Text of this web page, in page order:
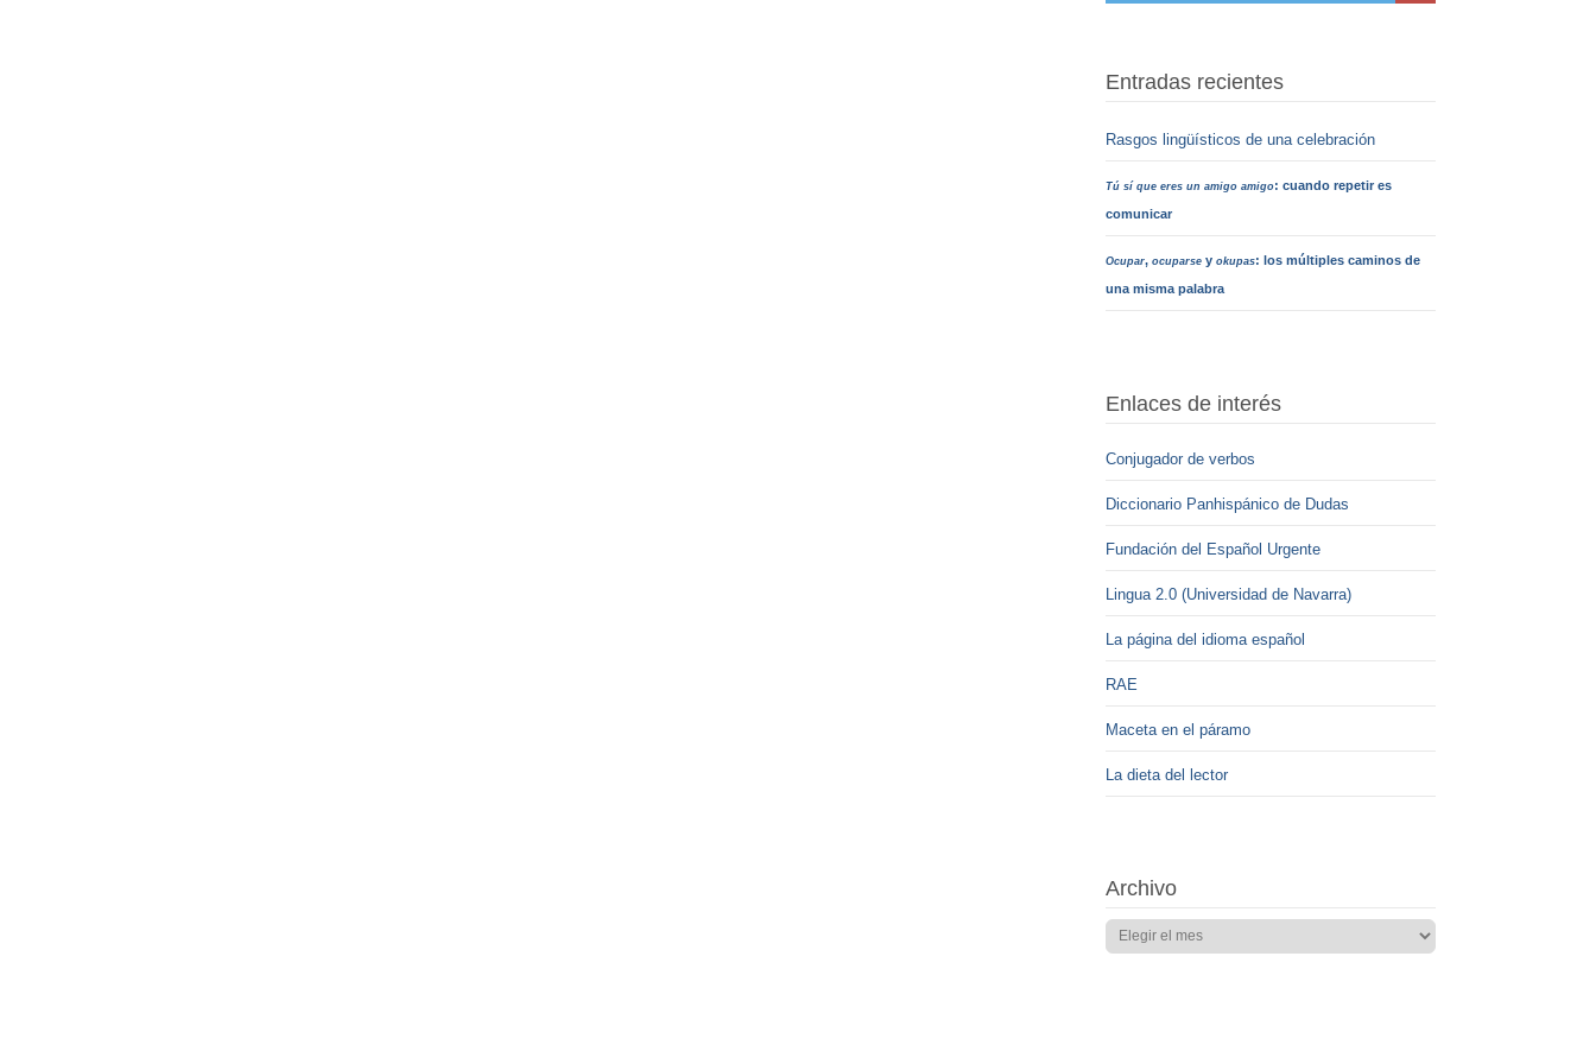
Entradas recientes
Rasgos lingüísticos de una celebración
Tú sí que eres un amigo amigo: cuando repetir es
comunicar
Ocupar, ocuparsey okupas: los múltiples caminos de
una misma palabra
Enlaces de interés
Conjugador de verbos
Diccionario Panhispánico de Dudas
Fundación del Español Urgente
Lingua 2.0 (Universidad de Navarra)
La página del idioma español
RAE
Maceta en el páramo
La dieta del lector
Archivo